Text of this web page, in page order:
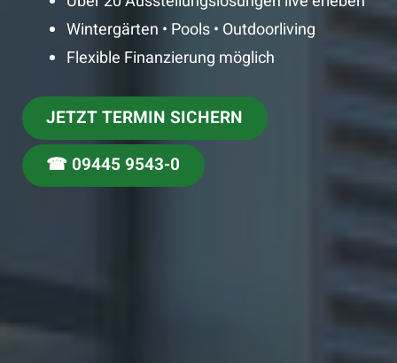
Wintergärten • Pools • Outdoorliving
Flexible Finanzierung möglich
JETZT TERMIN SICHERN
☎ 09445 9543-0